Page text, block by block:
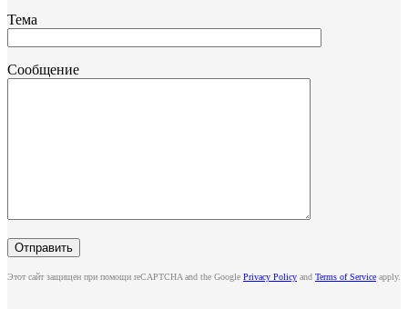
Тема
Сообщение
Этот сайт защищен при помощи reCAPTCHA and the Google Privacy Policy and Terms of Service apply.